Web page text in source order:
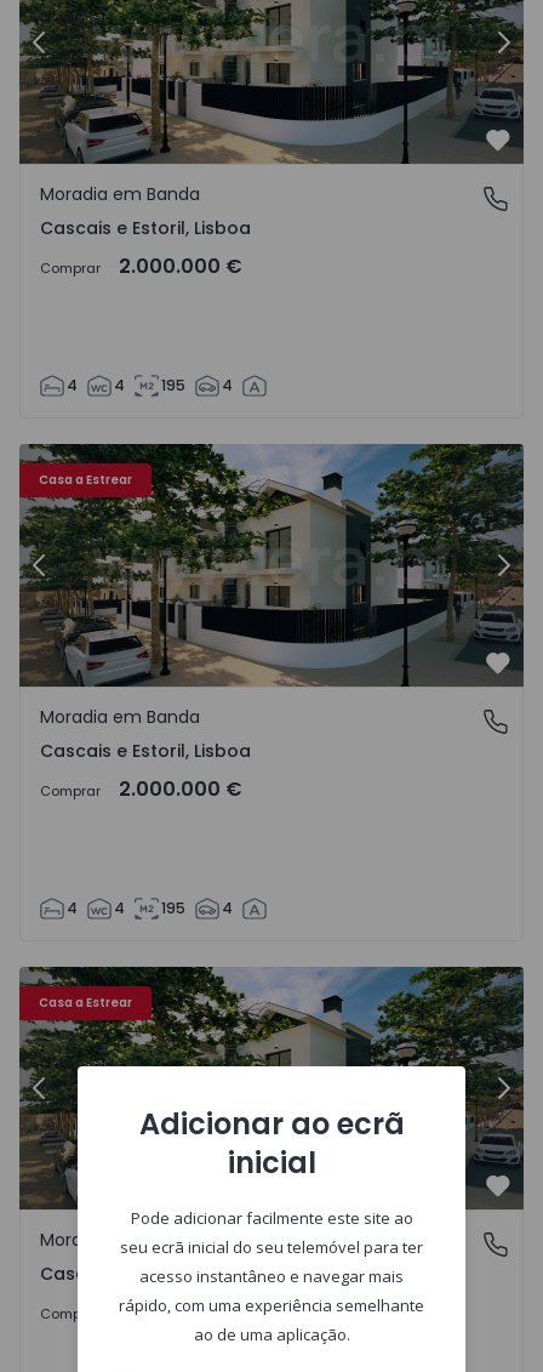
Anterior
Cascais e Estoril, Lisboa
Moradia em Banda
Cascais e Estoril, Lisboa
Comprar 2.000.000 €
4 4 195 4
Casa a Estrear
- 1516555 - 20
Moradia em Banda T4 com Piscina Cascais, Cascais e
Anterior
Cascais e Estoril, Lisboa
Moradia em Banda
Cascais e Estoril, Lisboa
Comprar 2.000.000 €
4 4 195 4
Casa a Estrear
- 1516556 - 20
Moradia em Banda T4 com Nova Cascais, Cascais e
Anterior
Cascais e Estoril, Lisboa
Moradia em Banda
Cascais e Estoril, Lisboa
Comprar 2.000.000 €
Adicionar ao ecrã
inicial
Pode adicionar facilmente este site ao
seu ecrã inicial do seu telemóvel para ter
acesso instantâneo e navegar mais
rápido, com uma experiência semelhante
ao de uma aplicação.